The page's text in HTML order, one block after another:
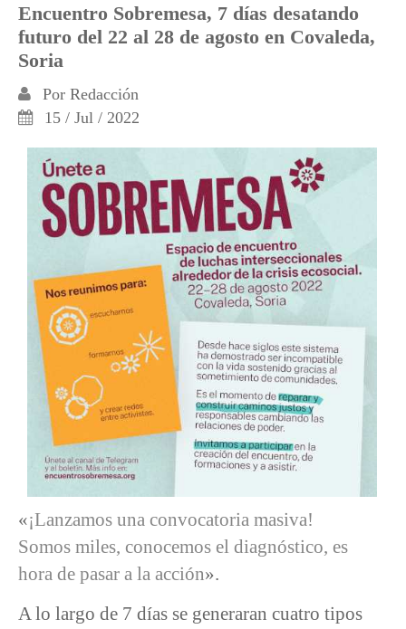
Encuentro Sobremesa, 7 días desatando
futuro del 22 al 28 de agosto en Covaleda,
Soria
Por Redacción
15 / Jul / 2022
«¡Lanzamos una convocatoria masiva!
Somos miles, conocemos el diagnóstico, es
hora de pasar a la acción».
A lo largo de 7 días se generaran cuatro tipos